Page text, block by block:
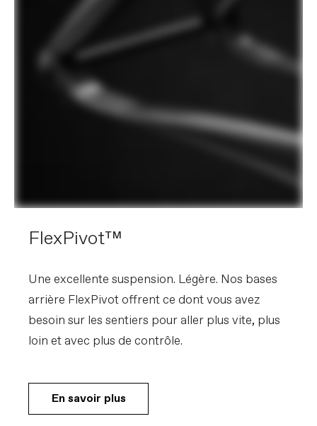
FlexPivot™
Une excellente suspension. Légère. Nos bases
arrière FlexPivot offrent ce dont vous avez
besoin sur les sentiers pour aller plus vite, plus
loin et avec plus de contrôle.
En savoir plus